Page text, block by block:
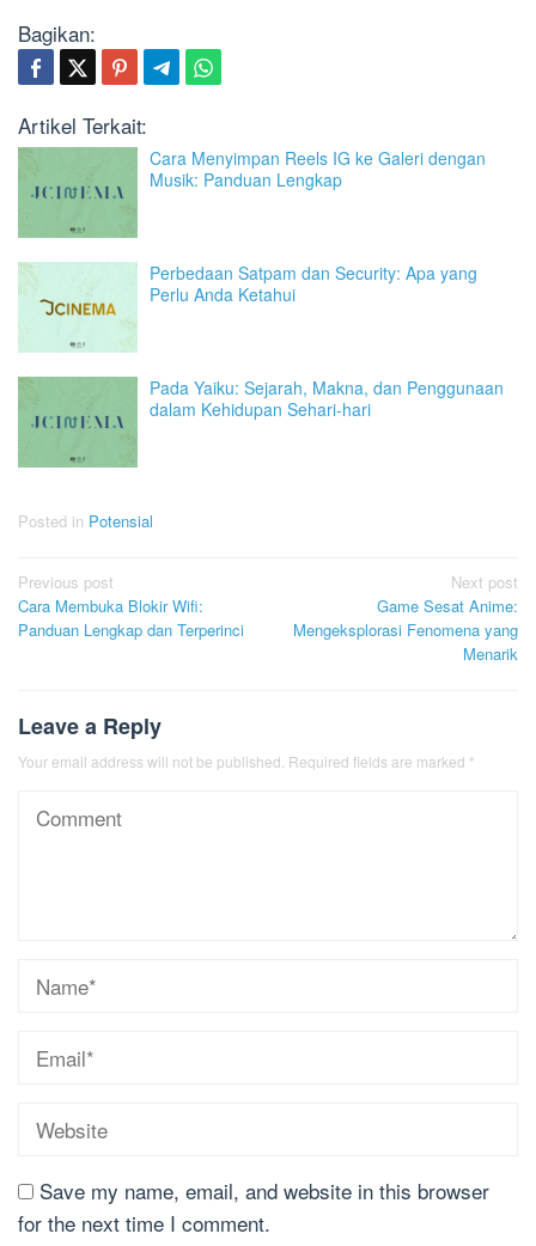
Bagikan:
Artikel Terkait:
Cara Menyimpan Reels IG ke Galeri dengan
Musik: Panduan Lengkap
Perbedaan Satpam dan Security: Apa yang
Perlu Anda Ketahui
Pada Yaiku: Sejarah, Makna, dan Penggunaan
dalam Kehidupan Sehari-hari
Posted in Potensial
Post
navigation
Previous post
Cara Membuka Blokir Wifi:
Panduan Lengkap dan Terperinci
Next post
Game Sesat Anime:
Mengeksplorasi Fenomena yang
Menarik
Leave a Reply
Your email address will not be published. Required fields are marked *
Save my name, email, and website in this browser
for the next time I comment.